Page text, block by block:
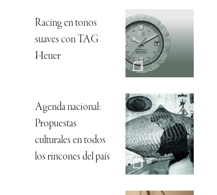
Racing en tonos
suaves con TAG
Heuer
Agenda nacional:
Propuestas
culturales en todos
los rincones del país